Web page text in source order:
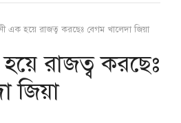
এক হয়ে রাজত্ব করছেঃ বেগম খালেদা জিয়া
রাজত্ব করছেঃ
জিয়া